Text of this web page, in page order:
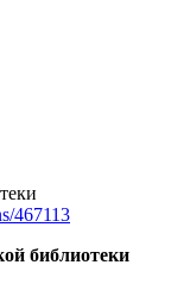
467113
библиотеки